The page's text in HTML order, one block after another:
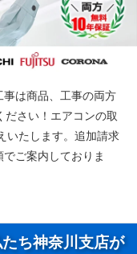
は商品、工事の両方
さい！エアコンの取
いたします。追加請求
ご案内しておりま
ち神奈川支店が